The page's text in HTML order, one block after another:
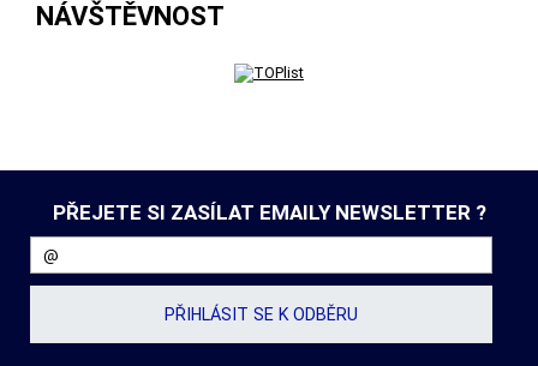
NÁVŠTĚVNOST
PŘEJETE SI ZASÍLAT EMAILY NEWSLETTER ?